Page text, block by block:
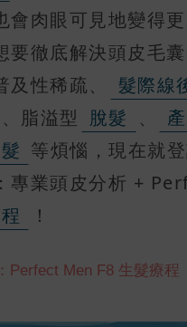
會肉眼可見地變得
要徹底解決頭皮毛囊
及性稀疏、
髮際線
、脂溢型 脫髮 、
等煩惱，現在就
專業頭皮分析 +
！
Perfect Men F8 生髮療程